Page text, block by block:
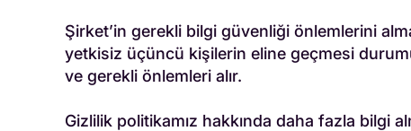
Şirket’in gerekli bilgi güvenliği önlemlerini
yetkisiz üçüncü kişilerin eline geçmesi
ve gerekli önlemleri alır.
Gizlilik politikamız hakkında daha fazla bilgi